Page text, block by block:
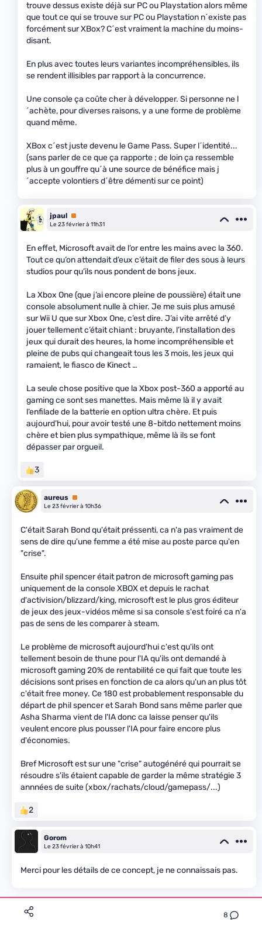
8
trouve dessus existe déjà sur PC ou Playstation alors même
que tout ce qui se trouve sur PC ou Playstation n´existe pas
forcément sur XBox? C´est vraiment la machine du moins-
disant.
En plus avec toutes leurs variantes incompréhensibles, ils
se rendent illisibles par rapport à la concurrence.
Une console ça coûte cher à développer. Si personne ne l
´achète, pour diverses raisons, y a une forme de problème
quand même.
XBox c´est juste devenu le Game Pass. Super l´identité...
(sans parler de ce que ça rapporte ; de loin ça ressemble
plus à un gouffre qu´à une source de bénéfice mais j
´accepte volontiers d´être démenti sur ce point)
jpaul Premium
Le 23 février à 11h31
En effet, Microsoft avait de l’or entre les mains avec la 360.
Tout ce qu’on attendait d’eux c’était de filer des sous à leurs
studios pour qu’ils nous pondent de bons jeux.
La Xbox One (que j’ai encore pleine de poussière) était une
console absolument nulle à chier. Je me suis plus amusé
sur Wii U que sur Xbox One, c’est dire. J’ai vite arrêté d’y
jouer tellement c’était chiant : bruyante, l’installation des
jeux qui durait des heures, la home incompréhensible et
pleine de pubs qui changeait tous les 3 mois, les jeux qui
ramaient, le fiasco de Kinect …
La seule chose positive que la Xbox post-360 a apporté au
gaming ce sont ses manettes. Mais même là il y avait
l’enfilade de la batterie en option ultra chère. Et puis
aujourd’hui, pour avoir testé une 8-bitdo nettement moins
chère et bien plus sympathique, même là ils se font
dépasser par orgueil.
3
aureus Premium
Le 23 février à 10h36
C'était Sarah Bond qu'était préssenti, ca n'a pas vraiment de
sens de dire qu'une femme a été mise au poste parce qu'en
"crise".
Ensuite phil spencer était patron de microsoft gaming pas
uniquement de la console XBOX et depuis le rachat
d'activision/blizzard/king, microsoft est le plus gros éditeur
de jeux des jeux-vidéos même si sa console s'est foiré ca n'a
pas de sens de les comparer à steam.
Le problème de microsoft aujourd'hui c'est qu'ils ont
tellement besoin de thune pour l'IA qu'ils ont demandé à
microsoft gaming 20% de rentabilité ce qui fait que toute les
décisions sont prises en fonction de ca alors qu'un an plus tôt
c'était free money. Ce 180 est probablement responsable du
départ de phil spencer et Sarah Bond sans même parler que
Asha Sharma vient de l'IA donc ca laisse penser qu'ils
veulent encore plus pousser l'IA pour faire encore plus
d'économies.
Bref Microsoft est sur une "crise" autogénéré qui pourrait se
résoudre s'ils étaient capable de garder la même stratégie 3
annnées de suite (xbox/rachats/cloud/gamepass/...)
2
Gorom
Le 23 février à 10h41
Merci pour les détails de ce concept, je ne connaissais pas.